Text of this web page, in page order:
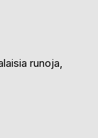
runoja,